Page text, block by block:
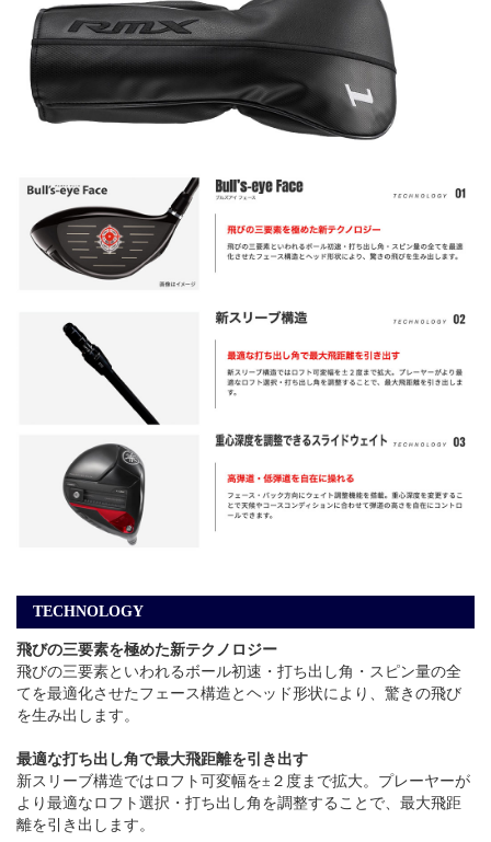
TECHNOLOGY
飛びの三要素を極めた新テクノロジー
飛びの三要素といわれるボール初速・打ち出し角・スピン量の全
てを最適化させたフェース構造とヘッド形状により、驚きの飛び
を生み出します。
最適な打ち出し角で最大飛距離を引き出す
新スリーブ構造ではロフト可変幅を±２度まで拡大。プレーヤーが
より最適なロフト選択・打ち出し角を調整することで、最大飛距
離を引き出します。